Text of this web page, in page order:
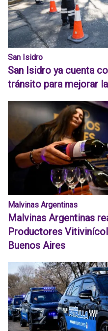
San Isidro
San Isidro ya cuenta
tránsito para mejorar
Malvinas Argentinas
Malvinas Argentinas
Productores
Buenos Aires